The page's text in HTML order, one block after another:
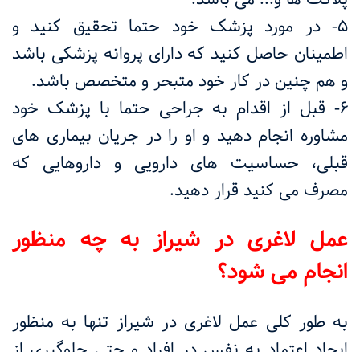
5- در مورد پزشک خود حتما تحقیق کنید و
اطمینان حاصل کنید که دارای پروانه پزشکی باشد
و هم چنین در کار خود متبحر و متخصص باشد.
6- قبل از اقدام به جراحی حتما با پزشک خود
مشاوره انجام دهید و او را در جریان بیماری های
قبلی، حساسیت های دارویی و داروهایی که
مصرف می کنید قرار دهید.
عمل لاغری در شیراز به چه منظور
انجام می شود؟
به طور کلی عمل لاغری در شیراز تنها به منظور